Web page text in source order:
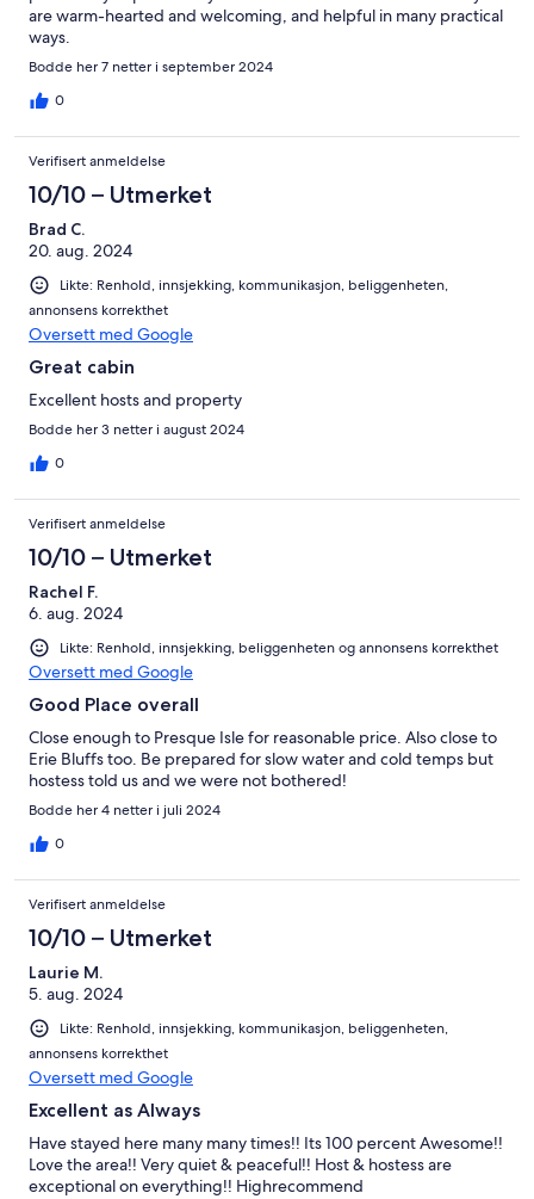
are warm-hearted and welcoming, and helpful in many practical
ways.
Bodde her 7 netter i september 2024
0
Verifisert anmeldelse
10/10 – Utmerket
Brad C.
20. aug. 2024
Likte: Renhold, innsjekking, kommunikasjon, beliggenheten,
annonsens korrekthet
Oversett med Google
Great cabin
Excellent hosts and property
Bodde her 3 netter i august 2024
0
Verifisert anmeldelse
10/10 – Utmerket
Rachel F.
6. aug. 2024
Likte: Renhold, innsjekking, beliggenheten og annonsens korrekthet
Oversett med Google
Good Place overall
Close enough to Presque Isle for reasonable price. Also close to
Erie Bluffs too. Be prepared for slow water and cold temps but
hostess told us and we were not bothered!
Bodde her 4 netter i juli 2024
0
Verifisert anmeldelse
10/10 – Utmerket
Laurie M.
5. aug. 2024
Likte: Renhold, innsjekking, kommunikasjon, beliggenheten,
annonsens korrekthet
Oversett med Google
Excellent as Always
Have stayed here many many times!! Its 100 percent Awesome!!
Love the area!! Very quiet & peaceful!! Host & hostess are
exceptional on everything!! Highrecommend